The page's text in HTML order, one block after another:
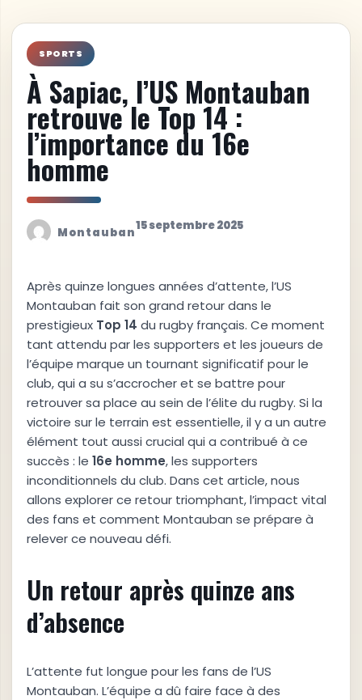
SPORTS
À Sapiac, l’US Montauban
retrouve le Top 14 :
l’importance du 16e
homme
Montauban15 septembre 2025
Après quinze longues années d’attente, l’US
Montauban fait son grand retour dans le
prestigieux Top 14 du rugby français. Ce moment
tant attendu par les supporters et les joueurs de
l’équipe marque un tournant significatif pour le
club, qui a su s’accrocher et se battre pour
retrouver sa place au sein de l’élite du rugby. Si la
victoire sur le terrain est essentielle, il y a un autre
élément tout aussi crucial qui a contribué à ce
succès : le 16e homme, les supporters
inconditionnels du club. Dans cet article, nous
allons explorer ce retour triomphant, l’impact vital
des fans et comment Montauban se prépare à
relever ce nouveau défi.
Un retour après quinze ans
d’absence
L’attente fut longue pour les fans de l’US
Montauban. L’équipe a dû faire face à des